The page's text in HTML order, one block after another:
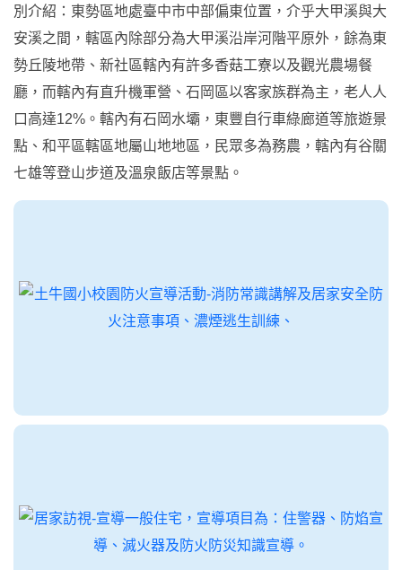
別介紹：東勢區地處臺中市中部偏東位置，介乎大甲溪與大
安溪之間，轄區內除部分為大甲溪沿岸河階平原外，餘為東
勢丘陵地帶、新社區轄內有許多香菇工寮以及觀光農場餐
廳，而轄內有直升機軍營、石岡區以客家族群為主，老人人
口高達12%。轄內有石岡水壩，東豐自行車綠廊道等旅遊景
點、和平區轄區地屬山地地區，民眾多為務農，轄內有谷關
七雄等登山步道及溫泉飯店等景點。